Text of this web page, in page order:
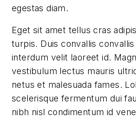
egestas diam.
Eget sit amet tellus cras
turpis. Duis convallis
interdum velit laoreet id.
vestibulum lectus mauris
netus et malesuada fames.
scelerisque fermentum dui
nibh nisl condimentum id